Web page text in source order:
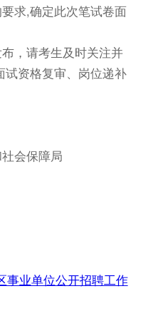
求,确定此次笔试卷面
，请考生及时关注并
试资格复审、岗位递补
会保障局
事业单位公开招聘工作